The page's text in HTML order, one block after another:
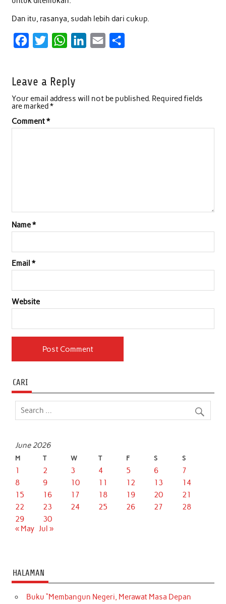
Dan itu, rasanya, sudah lebih dari cukup.
e
b
o
t
e
r
W
t
s
p
e
I
l
e
Leave a Reply
Your email address will not be published. Required fields
are marked*
Comment*
Name*
Email *
Website
CARI
June 2026
M T W T F S S
1 2 3 4 5 6
7
8
9 10 11 12 13
14
15
16 17 18 19 20
21
22
23 24 25 26 27
28
29
30
« May Jul »
HALAMAN
Buku “Membangun Negeri, Merawat Masa Depan